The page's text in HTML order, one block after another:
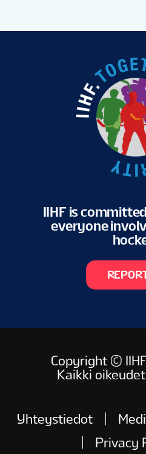
IIHF is
everyone
Copyright ©
Kaikki
Yhteystiedot
Privacy